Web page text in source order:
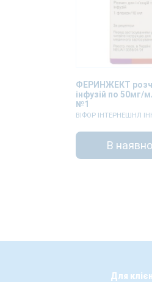
ФЕРИНЖЕКТ
інфузій по 50мг/
№1
ВІФОР ІНТЕРНЕШНЛ
В
Для